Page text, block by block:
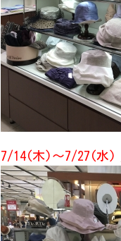
7/14(木)～7/27(水)